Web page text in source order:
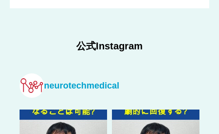
公式Instagram
neurotechmedical